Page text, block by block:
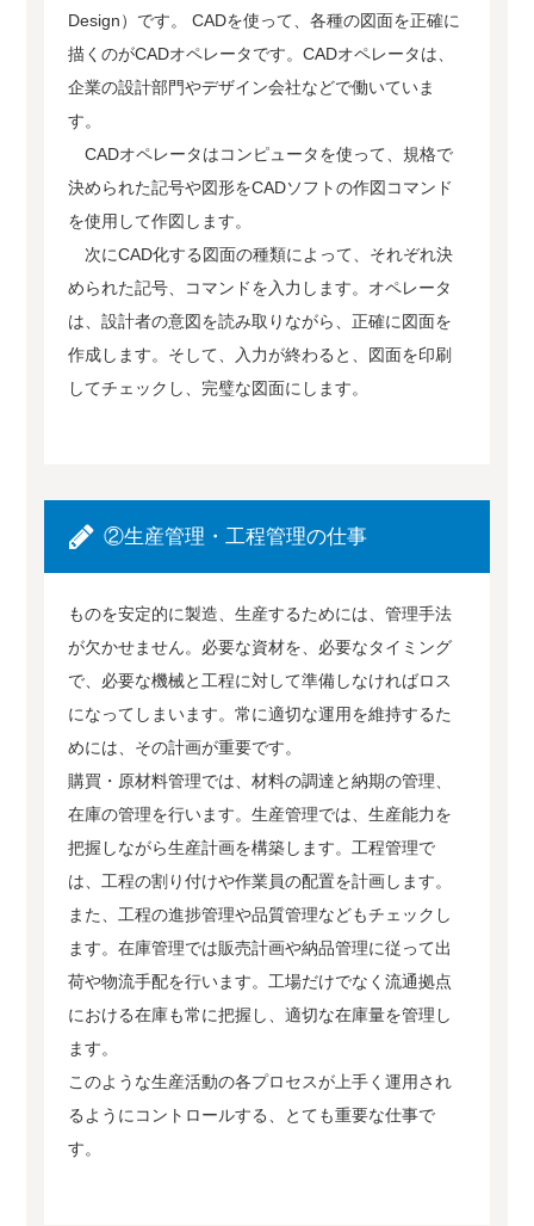
Design）です。 CADを使って、各種の図面を正確に
描くのがCADオペレータです。CADオペレータは、
企業の設計部門やデザイン会社などで働いていま
す。
CADオペレータはコンピュータを使って、規格で
決められた記号や図形をCADソフトの作図コマンド
を使用して作図します。
次にCAD化する図面の種類によって、それぞれ決
められた記号、コマンドを入力します。オペレータ
は、設計者の意図を読み取りながら、正確に図面を
作成します。そして、入力が終わると、図面を印刷
してチェックし、完璧な図面にします。
②生産管理・工程管理の仕事
ものを安定的に製造、生産するためには、管理手法
が欠かせません。必要な資材を、必要なタイミング
で、必要な機械と工程に対して準備しなければロス
になってしまいます。常に適切な運用を維持するた
めには、その計画が重要です。
購買・原材料管理では、材料の調達と納期の管理、
在庫の管理を行います。生産管理では、生産能力を
把握しながら生産計画を構築します。工程管理で
は、工程の割り付けや作業員の配置を計画します。
また、工程の進捗管理や品質管理などもチェックし
ます。在庫管理では販売計画や納品管理に従って出
荷や物流手配を行います。工場だけでなく流通拠点
における在庫も常に把握し、適切な在庫量を管理し
ます。
このような生産活動の各プロセスが上手く運用され
るようにコントロールする、とても重要な仕事で
す。